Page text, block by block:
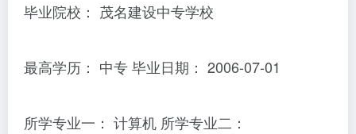
毕业院校： 茂名建设中专学校
最高学历： 中专 毕业日期： 2006-07-01
所学专业一： 计算机 所学专业二：